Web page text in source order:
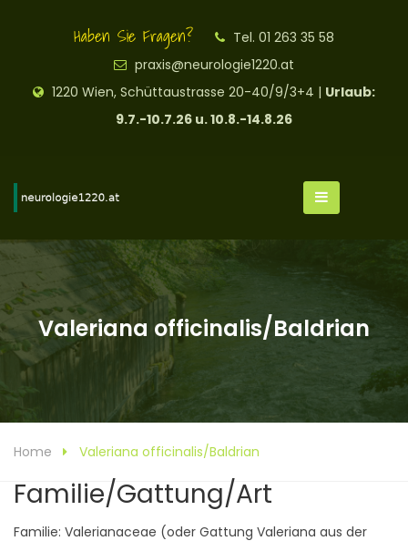
Haben Sie Fragen?
Tel. 01 263 35 58
praxis@neurologie1220.at
1220 Wien, Schüttaustrasse 20-40/9/3+4 | Urlaub:
9.7.-10.7.26 u. 10.8.-14.8.26
Valeriana officinalis/Baldrian
Home Valeriana officinalis/Baldrian
Familie/Gattung/Art
Familie: Valerianaceae (oder Gattung Valeriana aus der